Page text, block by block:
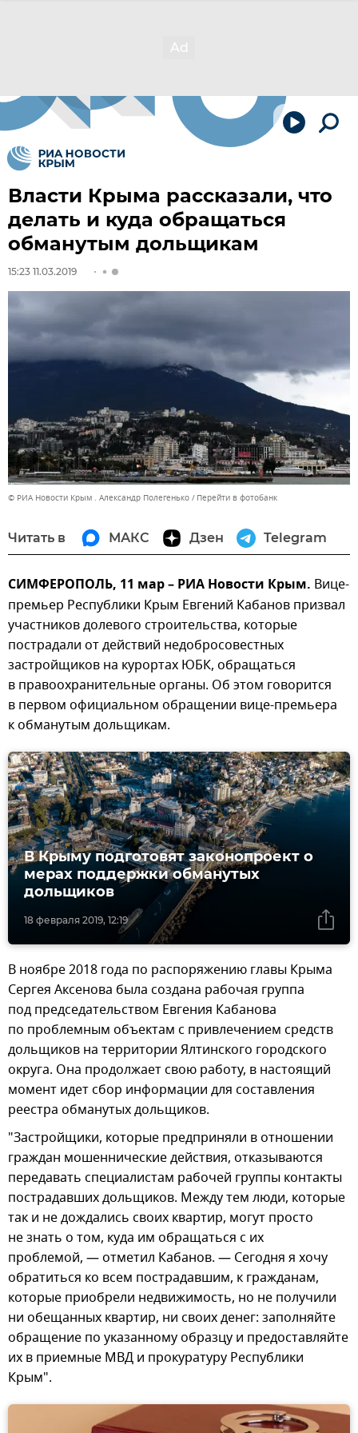
Власти Крыма рассказали, что
делать и куда обращаться
обманутым дольщикам
15:23 11.03.2019
© РИА Новости Крым . Александр Полегенько Перейти в фотобанк
Читать в МАКС Дзен Telegram
СИМФЕРОПОЛЬ, 11 мар – РИА Новости Крым. Вице-
премьер Республики Крым Евгений Кабанов призвал
участников долевого строительства, которые
пострадали от действий недобросовестных
застройщиков на курортах ЮБК, обращаться
в правоохранительные органы. Об этом говорится
в первом официальном обращении вице-премьера
к обманутым дольщикам.
18 февраля 2019, 12:19
В Крыму подготовят законопроект о
мерах поддержки обманутых
дольщиков
В ноябре 2018 года по распоряжению главы Крыма
Сергея Аксенова была создана рабочая группа
под председательством Евгения Кабанова
по проблемным объектам с привлечением средств
дольщиков на территории Ялтинского городского
округа. Она продолжает свою работу, в настоящий
момент идет сбор информации для составления
реестра обманутых дольщиков.
"Застройщики, которые предприняли в отношении
граждан мошеннические действия, отказываются
передавать специалистам рабочей группы контакты
пострадавших дольщиков. Между тем люди, которые
так и не дождались своих квартир, могут просто
не знать о том, куда им обращаться с их
проблемой, — отметил Кабанов. — Сегодня я хочу
обратиться ко всем пострадавшим, к гражданам,
которые приобрели недвижимость, но не получили
ни обещанных квартир, ни своих денег: заполняйте
обращение по указанному образцу и предоставляйте
их в приемные МВД и прокуратуру Республики
Крым".